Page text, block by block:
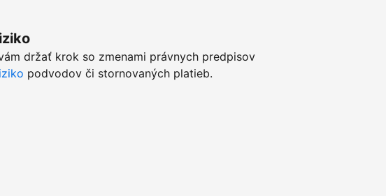
držať krok so zmenami právnych predpisov
podvodov či stornovaných platieb.